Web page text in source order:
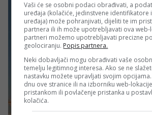
Vaši će se osobni podaci obrađivati, a
uređaja (kolačiće, jedinstvene identifikatore
uređaja) može pohranjivati, dijeliti te im
partnera ili ih može upotrebljavati ova web-
partneri možemo upotrebljavati precizne
geolociranju. Popis partnera.
Neki dobavljači mogu obrađivati vaše
temelju legitimnog interesa. Ako se ne
nastavku možete upravljati svojim
dnu ove stranice ili na izborniku web-
pristankom ili povlačenje pristanka u
kolačića.